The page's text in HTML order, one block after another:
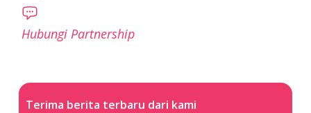
Hubungi Partnership
Terima berita terbaru dari kami